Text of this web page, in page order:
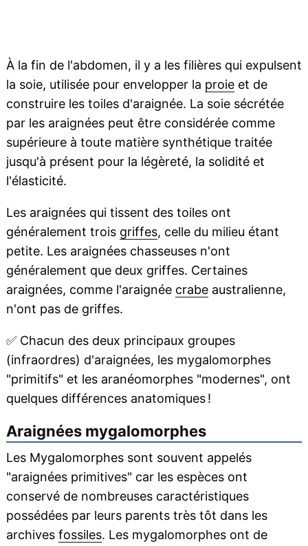
À la fin de l'abdomen, il y a les filières qui expulsent
la soie, utilisée pour envelopper la proieet de
construire les toiles d'araignée. La soie sécrétée
par les araignées peut être considérée comme
supérieure à toute matière synthétique traitée
jusqu'à présent pour la légèreté, la solidité et
l'élasticité.
Les araignées qui tissent des toiles ont
généralement trois griffes, celle du milieu étant
petite. Les araignées chasseuses n'ont
généralement que deux griffes. Certaines
araignées, comme l'araignée crabeaustralienne,
n'ont pas de griffes.
✅Chacun des deux principaux groupes
(infraordres) d'araignées, les mygalomorphes
"primitifs" et les aranéomorphes "modernes", ont
quelques différences anatomiques !
Araignées mygalomorphes
Les Mygalomorphes sont souvent appelés
"araignées primitives" car les espèces ont
conservé de nombreuses caractéristiques
possédées par leurs parents très tôt dans les
archives fossiles. Les mygalomorphes ont de